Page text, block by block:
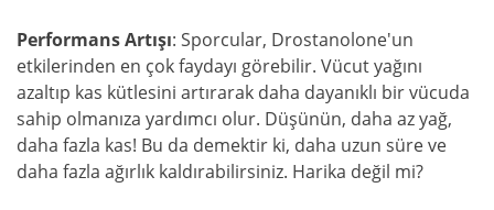
Performans Artışı: Sporcular, Drostanolone'un
etkilerinden en çok faydayı görebilir. Vücut yağını
azaltıp kas kütlesini artırarak daha dayanıklı bir vücuda
sahip olmanıza yardımcı olur. Düşünün, daha az yağ,
daha fazla kas! Bu da demektir ki, daha uzun süre ve
daha fazla ağırlık kaldırabilirsiniz. Harika değil mi?